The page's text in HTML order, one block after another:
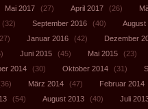
Mai 2017 (27) April 2017 (26)
(32) September 2016 (40)
August
Januar 2016 (42)
Dezember
Juni 2015 (45) Mai 2015
(23)
2014 (30) Oktober 2014 (31)
März 2014 (47) Februar 2014
(54) August 2013 (40)
Juli